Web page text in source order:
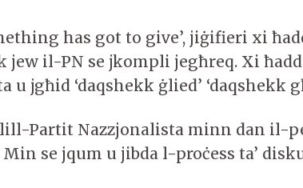
has got to give’, jiġifieri xi
jew il-PN se jkompli jegħreq. Xi
jgħid ‘daqshekk ġlied’ ‘daqshekk
Partit Nazzjonalista minn dan il-
se jqum u jibda l-proċess ta’